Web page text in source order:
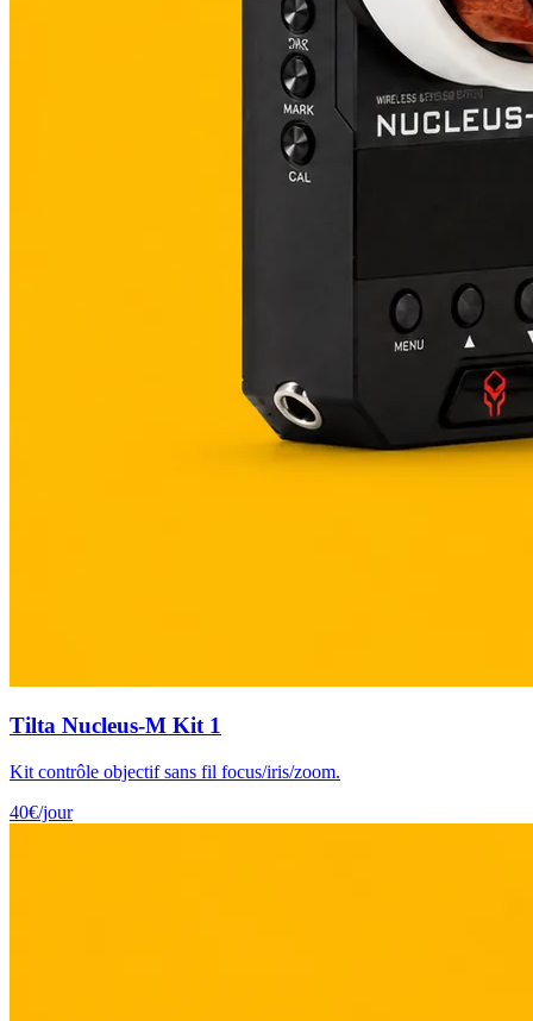
Tilta Nucleus-M Kit 1
Kit contrôle objectif sans fil focus/iris/zoom.
40€/jour